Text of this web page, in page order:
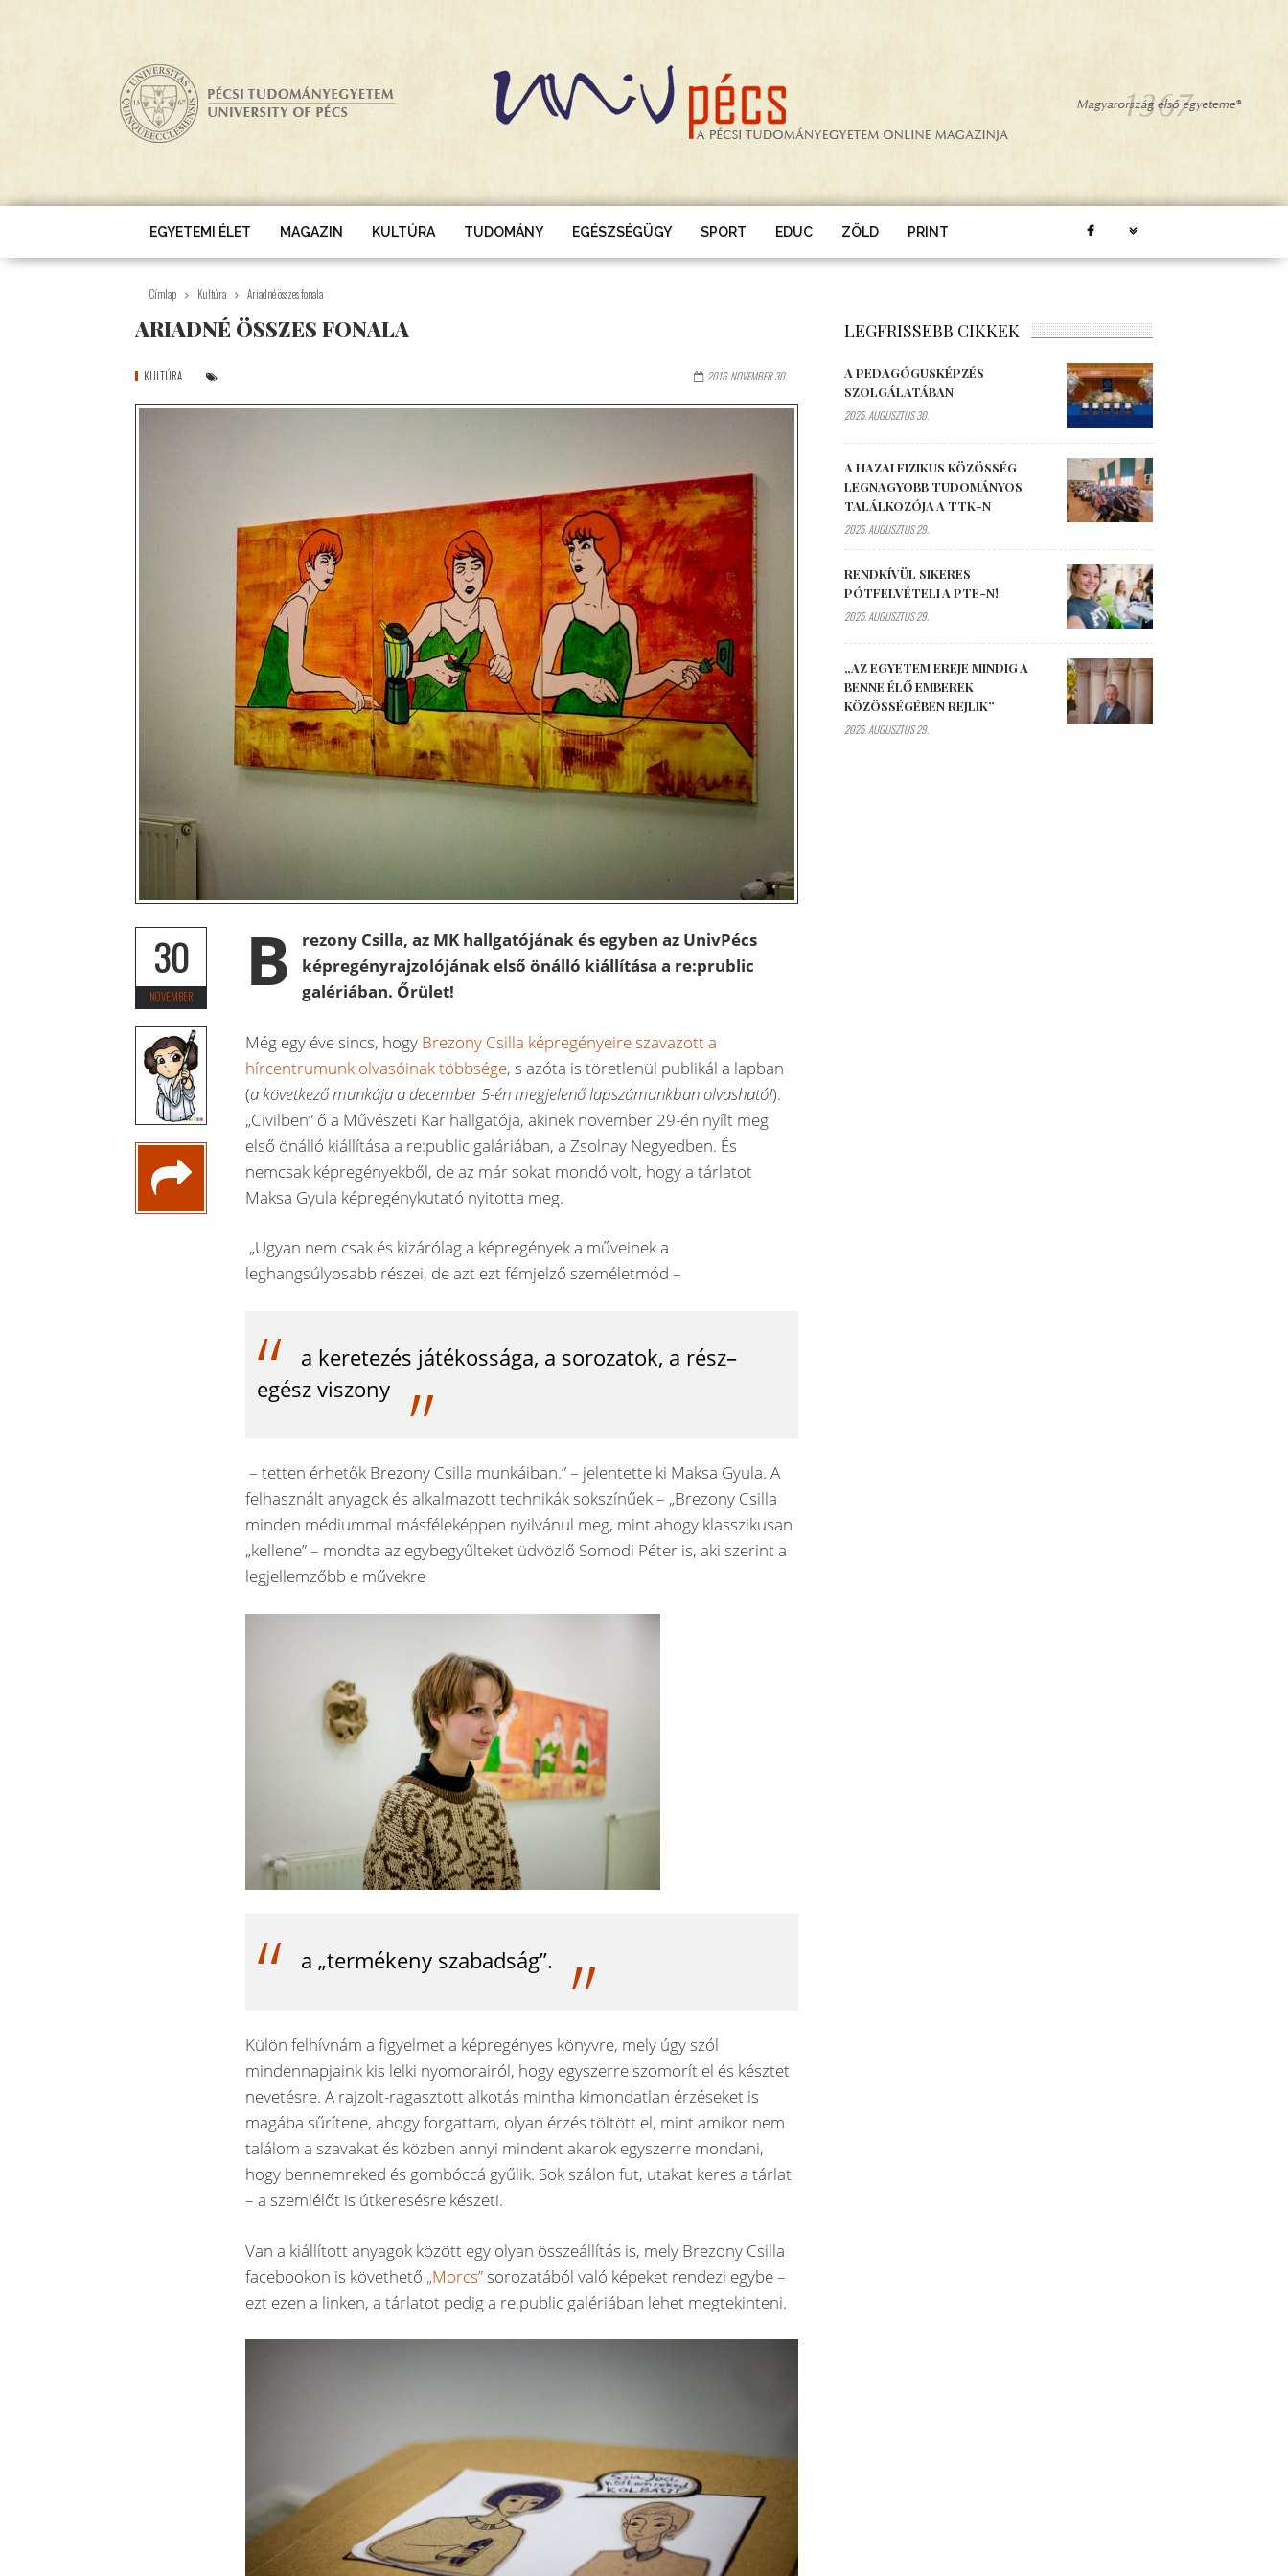
EGYETEMI ÉLET MAGAZIN KULTÚRA TUDOMÁNY EGÉSZSÉGÜGY SPORT EDUC ZÖLD PRINT
Címlap Kultúra Ariadné összes fonala
ARIADNÉ ÖSSZES FONALA
KULTÚRA 2016. NOVEMBER 30.
30
NOVEMBER B
rezony Csilla, az MK hallgatójának és egyben az UnivPécs
képregényrajzolójának első önálló kiállítása a re:prublic
galériában. Őrület!
Még egy éve sincs, hogy Brezony Csilla képregényeire szavazott a
hírcentrumunk olvasóinak többsége, s azóta is töretlenül publikál a lapban
(a következő munkája a december 5-én megjelenő lapszámunkban olvasható!).
„Civilben” ő a Művészeti Kar hallgatója, akinek november 29-én nyílt meg
első önálló kiállítása a re:public galáriában, a Zsolnay Negyedben. És
nemcsak képregényekből, de az már sokat mondó volt, hogy a tárlatot
Maksa Gyula képregénykutató nyitotta meg.
„Ugyan nem csak és kizárólag a képregények a műveinek a
leghangsúlyosabb részei, de azt ezt fémjelző személetmód –
a keretezés játékossága, a sorozatok, a rész–
egész viszony
– tetten érhetők Brezony Csilla munkáiban.” – jelentette ki Maksa Gyula. A
felhasznált anyagok és alkalmazott technikák sokszínűek – „Brezony Csilla
minden médiummal másféleképpen nyilvánul meg, mint ahogy klasszikusan
„kellene” – mondta az egybegyűlteket üdvözlő Somodi Péter is, aki szerint a
legjellemzőbb e művekre
a „termékeny szabadság”.
Külön felhívnám a figyelmet a képregényes könyvre, mely úgy szól
mindennapjaink kis lelki nyomorairól, hogy egyszerre szomorít el és késztet
nevetésre. A rajzolt-ragasztott alkotás mintha kimondatlan érzéseket is
magába sűrítene, ahogy forgattam, olyan érzés töltött el, mint amikor nem
találom a szavakat és közben annyi mindent akarok egyszerre mondani,
hogy bennemreked és gombóccá gyűlik. Sok szálon fut, utakat keres a tárlat
– a szemlélőt is útkeresésre készeti.
Van a kiállított anyagok között egy olyan összeállítás is, mely Brezony Csilla
facebookon is követhető „Morcs”sorozatából való képeket rendezi egybe –
ezt ezen a linken, a tárlatot pedig a re.public galériában lehet megtekinteni.
LEGFRISSEBB CIKKEK
A PEDAGÓGUSKÉPZÉS
SZOLGÁLATÁBAN
2025. AUGUSZTUS 30.
A HAZAI FIZIKUS KÖZÖSSÉG
LEGNAGYOBB TUDOMÁNYOS
TALÁLKOZÓJA A TTK-N
2025. AUGUSZTUS 29.
RENDKÍVÜL SIKERES
PÓTFELVÉTELI A PTE-N!
2025. AUGUSZTUS 29.
„AZ EGYETEM EREJE MINDIG A
BENNE ÉLŐ EMBEREK
KÖZÖSSÉGÉBEN REJLIK”
2025. AUGUSZTUS 29.